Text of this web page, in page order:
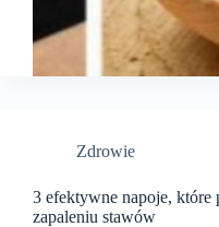
Zdrowie
3 efektywne napoje, które
zapaleniu stawów